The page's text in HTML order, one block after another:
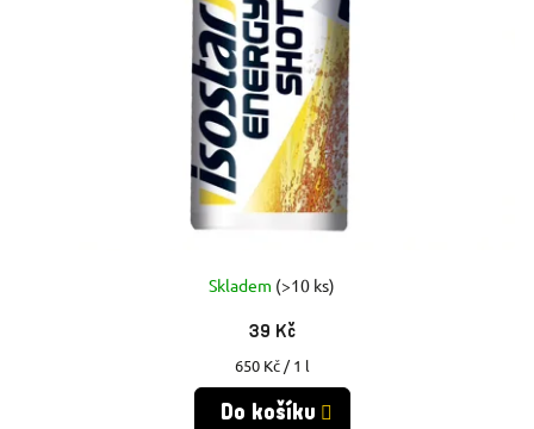
Skladem (>10 ks)
39 Kč
Měrná
cena:
650 Kč / 1 l
Do košíku